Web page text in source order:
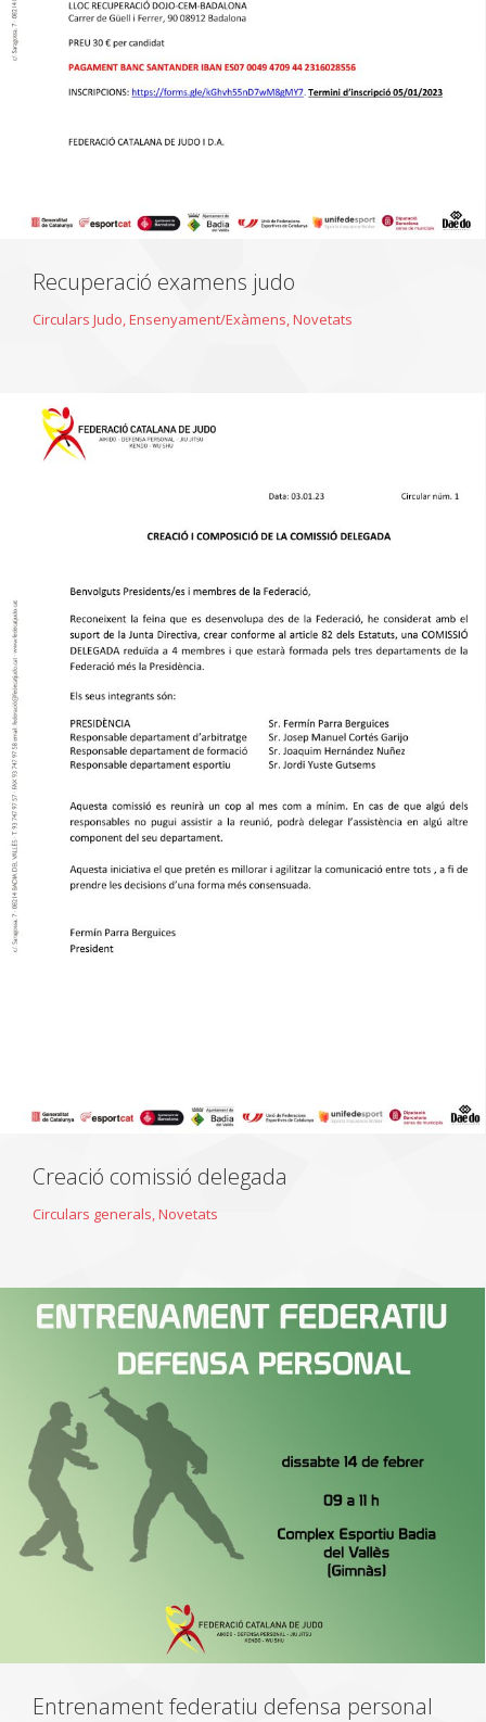
Recuperació examens judo
Circulars Judo,Ensenyament/Exàmens,Novetats
Creació comissió delegada
Circulars generals,Novetats
Entrenament federatiu defensa personal